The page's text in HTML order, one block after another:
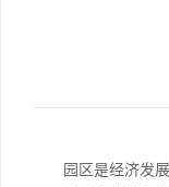
园区是经济发展